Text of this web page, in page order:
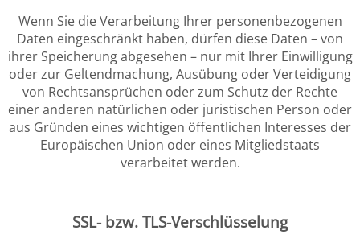
Wenn Sie die Verarbeitung Ihrer personenbezogenen
Daten eingeschränkt haben, dürfen diese Daten – von
ihrer Speicherung abgesehen – nur mit Ihrer Einwilligung
oder zur Geltendmachung, Ausübung oder Verteidigung
von Rechtsansprüchen oder zum Schutz der Rechte
einer anderen natürlichen oder juristischen Person oder
aus Gründen eines wichtigen öffentlichen Interesses der
Europäischen Union oder eines Mitgliedstaats
verarbeitet werden.
SSL- bzw. TLS-Verschlüsselung